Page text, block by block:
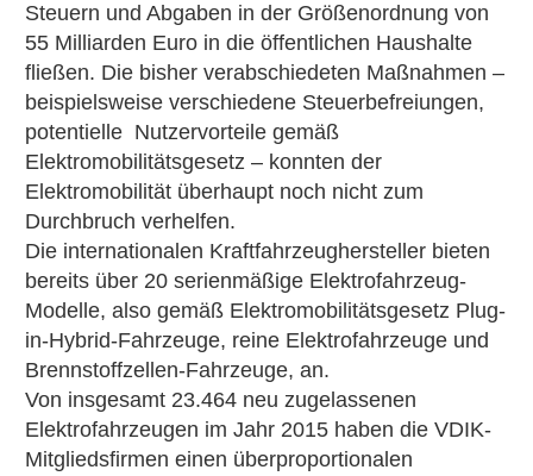
Steuern und Abgaben in der Größenordnung von
55 Milliarden Euro in die öffentlichen Haushalte
fließen. Die bisher verabschiedeten Maßnahmen –
beispielsweise verschiedene Steuerbefreiungen,
potentielle Nutzervorteile gemäß
Elektromobilitätsgesetz – konnten der
Elektromobilität überhaupt noch nicht zum
Durchbruch verhelfen.
Die internationalen Kraftfahrzeughersteller bieten
bereits über 20 serienmäßige Elektrofahrzeug-
Modelle, also gemäß Elektromobilitätsgesetz Plug-
in-Hybrid-Fahrzeuge, reine Elektrofahrzeuge und
Brennstoffzellen-Fahrzeuge, an.
Von insgesamt 23.464 neu zugelassenen
Elektrofahrzeugen im Jahr 2015 haben die VDIK-
Mitgliedsfirmen einen überproportionalen